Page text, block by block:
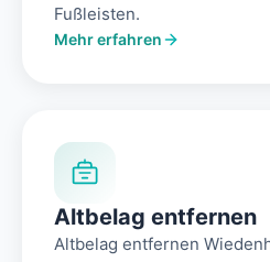
Fußleisten.
Mehr erfahren
Altbelag entfernen
Altbelag entfernen